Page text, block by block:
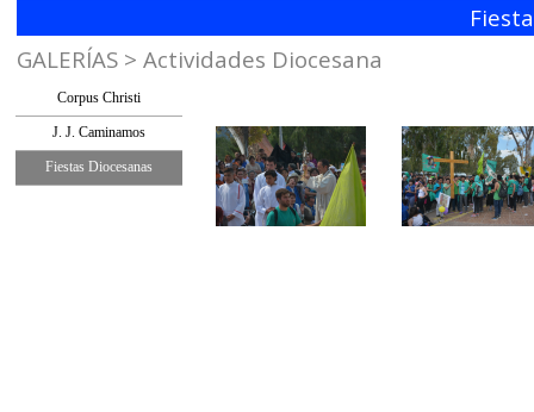
GALERÍAS > Actividades Diocesana
Corpus Christi
J. J. Caminamos
Fiestas Diocesanas